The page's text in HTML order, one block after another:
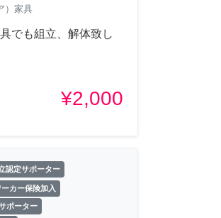
）家具
でも組立、解体致し
¥2,000
認定サポーター
カー保険加入
ポーター